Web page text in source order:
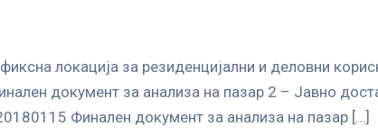
локација за резиденцијални и деловни
документ за анализа на пазар 2 – Јавно
Финален документ за анализа на пазар […]